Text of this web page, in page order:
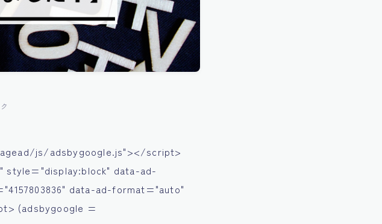
js/adsbygoogle.js"></script>
style="display:block" data-ad-
data-ad-format="auto"
(adsbygoogle =